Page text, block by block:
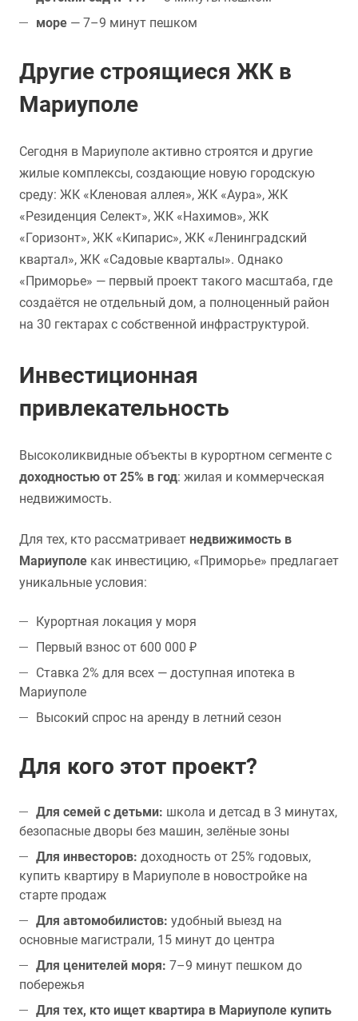
море — 7–9 минут пешком
Другие строящиеся ЖК в
Мариуполе
Сегодня в Мариуполе активно строятся и другие
жилые комплексы, создающие новую городскую
среду: ЖК «Кленовая аллея», ЖК «Аура», ЖК
«Резиденция Селект», ЖК «Нахимов», ЖК
«Горизонт», ЖК «Кипарис», ЖК «Ленинградский
квартал», ЖК «Садовые кварталы». Однако
«Приморье» — первый проект такого масштаба, где
создаётся не отдельный дом, а полноценный район
на 30 гектарах с собственной инфраструктурой.
Инвестиционная
привлекательность
Высоколиквидные объекты в курортном сегменте с
доходностью от 25% в год: жилая и коммерческая
недвижимость.
Для тех, кто рассматривает недвижимость в
Мариуполе как инвестицию, «Приморье» предлагает
уникальные условия:
Курортная локация у моря
Первый взнос от 600 000 ₽
Ставка 2% для всех — доступная ипотека в
Мариуполе
Высокий спрос на аренду в летний сезон
Для кого этот проект?
Для семей с детьми: школа и детсад в 3 минутах,
безопасные дворы без машин, зелёные зоны
Для инвесторов: доходность от 25% годовых,
купить квартиру в Мариуполе в новостройке на
старте продаж
Для автомобилистов: удобный выезд на
основные магистрали, 15 минут до центра
Для ценителей моря: 7–9 минут пешком до
побережья
Для тех, кто ищет квартира в Мариуполе купить